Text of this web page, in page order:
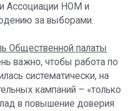
Ассоциации НОМ и
за выборами.
Общественной палаты
важно, чтобы работа по
систематически, на
кампаний – «только
в повышение доверия